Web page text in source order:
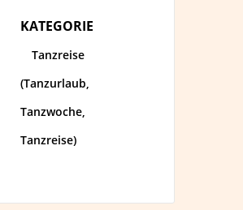
KATEGORIE
Tanzreise
(Tanzurlaub,
Tanzwoche,
Tanzreise)